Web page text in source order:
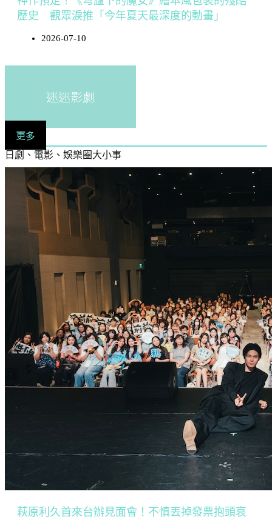
歷史 觀眾淚推「今年夏天最深度的動畫」
2026-07-10
迷迷影劇
更多
日劇、電影、娛樂圈大小事
萩原利久首來台辦見面會！不慎丟掉發票抱頭哀